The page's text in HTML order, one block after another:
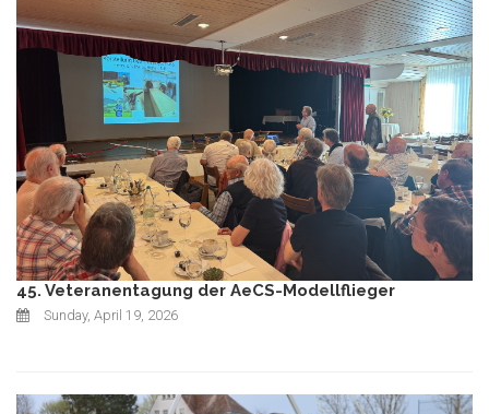
45. Veteranentagung der AeCS-Modellflieger
Sunday, April 19, 2026